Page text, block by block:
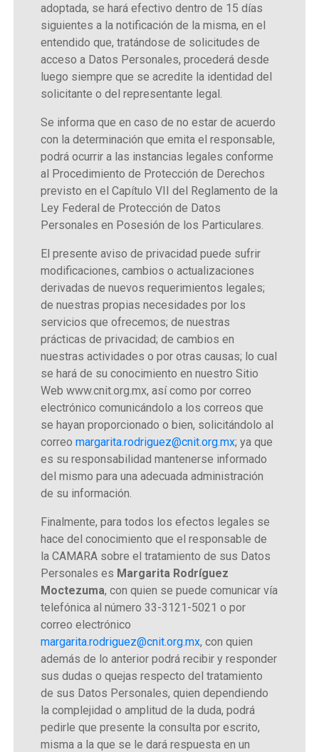
adoptada, se hará efectivo dentro de 15 días
siguientes a la notificación de la misma, en el
entendido que, tratándose de solicitudes de
acceso a Datos Personales, procederá desde
luego siempre que se acredite la identidad del
solicitante o del representante legal.
Se informa que en caso de no estar de acuerdo
con la determinación que emita el responsable,
podrá ocurrir a las instancias legales conforme
al Procedimiento de Protección de Derechos
previsto en el Capítulo VII del Reglamento de la
Ley Federal de Protección de Datos
Personales en Posesión de los Particulares.
El presente aviso de privacidad puede sufrir
modificaciones, cambios o actualizaciones
derivadas de nuevos requerimientos legales;
de nuestras propias necesidades por los
servicios que ofrecemos; de nuestras
prácticas de privacidad; de cambios en
nuestras actividades o por otras causas; lo cual
se hará de su conocimiento en nuestro Sitio
Web www.cnit.org.mx, así como por correo
electrónico comunicándolo a los correos que
se hayan proporcionado o bien, solicitándolo al
correomargarita.rodriguez@cnit.org.mx; ya que
es su responsabilidad mantenerse informado
del mismo para una adecuada administración
de su información.
Finalmente, para todos los efectos legales se
hace del conocimiento que el responsable de
la CAMARA sobre el tratamiento de sus Datos
Personales es Margarita Rodríguez
Moctezuma, con quien se puede comunicar vía
telefónica al número 33-3121-5021 o por
correo electrónico
margarita.rodriguez@cnit.org.mx, con quien
además de lo anterior podrá recibir y responder
sus dudas o quejas respecto del tratamiento
de sus Datos Personales, quien dependiendo
la complejidad o amplitud de la duda, podrá
pedirle que presente la consulta por escrito,
misma a la que se le dará respuesta en un